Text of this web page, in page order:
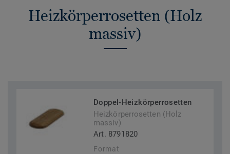
Heizkörperrosetten (Holz
massiv)
Doppel-Heizkörperrosetten
Heizkörperrosetten (Holz
massiv)
Art. 8791820
Format